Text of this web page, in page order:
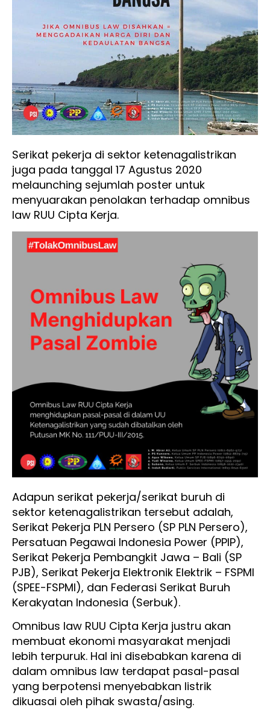
Serikat pekerja di sektor ketenagalistrikan
juga pada tanggal 17 Agustus 2020
melaunching sejumlah poster untuk
menyuarakan penolakan terhadap omnibus
law RUU Cipta Kerja.
Adapun serikat pekerja/serikat buruh di
sektor ketenagalistrikan tersebut adalah,
Serikat Pekerja PLN Persero (SP PLN Persero),
Persatuan Pegawai Indonesia Power (PPIP),
Serikat Pekerja Pembangkit Jawa – Bali (SP
PJB), Serikat Pekerja Elektronik Elektrik – FSPMI
(SPEE-FSPMI), dan Federasi Serikat Buruh
Kerakyatan Indonesia (Serbuk).
Omnibus law RUU Cipta Kerja justru akan
membuat ekonomi masyarakat menjadi
lebih terpuruk. Hal ini disebabkan karena di
dalam omnibus law terdapat pasal-pasal
yang berpotensi menyebabkan listrik
dikuasai oleh pihak swasta/asing.